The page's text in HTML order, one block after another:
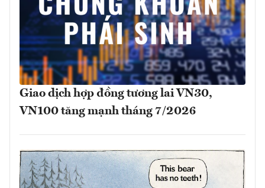
Giao dịch hợp đồng tương lai VN30,
VN100 tăng mạnh tháng 7/2026